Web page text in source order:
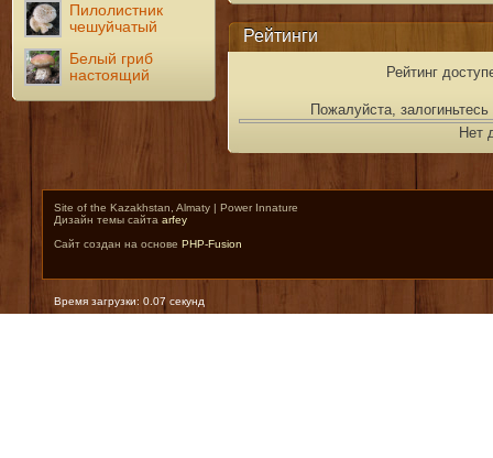
Пилолистник
чешуйчатый
Белый гриб
настоящий
Рейтинги
Рейтинг
Пожалуйста,
Нет
Site of the Kazakhstan, Almaty | Power Innature
Дизайн темы сайта arfey
Сайт создан на основе PHP-Fusion
Время загрузки: 0.07 секунд